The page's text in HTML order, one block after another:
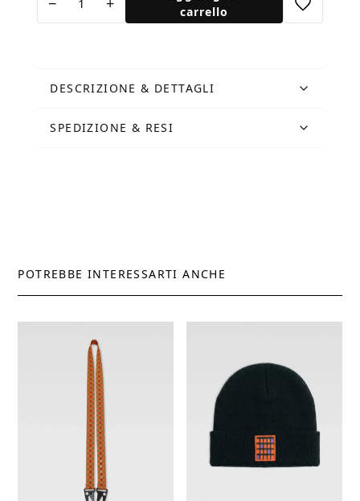
carrello
DESCRIZIONE & DETTAGLI
SPEDIZIONE & RESI
POTREBBE INTERESSARTI ANCHE